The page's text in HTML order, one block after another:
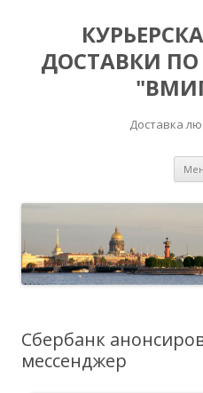
ДОСТАВКИ
Доставка
Сбербанк
мессенджер